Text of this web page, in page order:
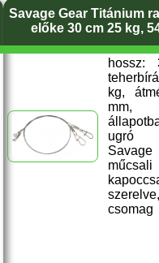
Savage Gear Titánium
előke 30 cm 25 kg,
hossz:
kg,
mm,
ugró
műcsali
csomag